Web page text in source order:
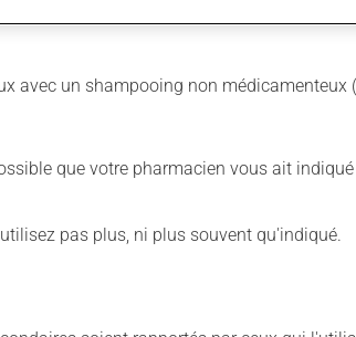
avec un shampooing non médicamenteux
que votre pharmacien vous ait
pas plus, ni plus souvent qu'indiqué.